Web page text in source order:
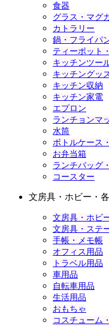
食器
グラス・マグ
カトラリー
鍋・フライパ
ティーポット
キッチンツー
キッチングッ
キッチン収納
キッチン家電
エプロン
ランチョンマ
水筒
ボトルケース
お弁当箱
ランチバッグ
コースター
文房具・ホビー・
文房具・ホビ
文房具・ステ
手帳・メモ帳
オフィス用品
トラベル用品
車用品
自転車用品
生活用品
おもちゃ
コスチューム